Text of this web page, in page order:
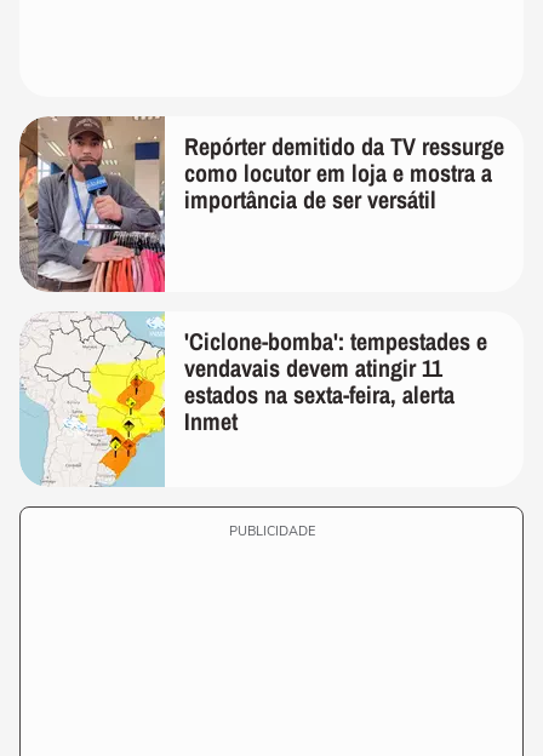
Repórter demitido da TV ressurge
como locutor em loja e mostra a
importância de ser versátil
'Ciclone-bomba': tempestades e
vendavais devem atingir 11
estados na sexta-feira, alerta
Inmet
PUBLICIDADE